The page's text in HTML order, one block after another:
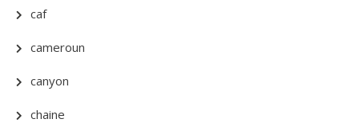
caf
cameroun
canyon
chaine